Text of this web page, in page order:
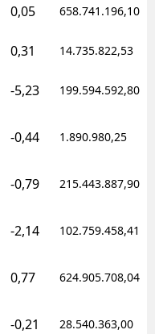
0,05 658.741.196,10
0,31 14.735.822,53
-5,23 199.594.592,80
-0,44 1.890.980,25
-0,79 215.443.887,90
-2,14 102.759.458,41
0,77 624.905.708,04
-0,21 28.540.363,00